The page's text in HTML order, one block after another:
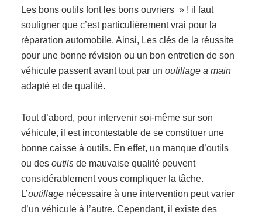
Les bons outils font les bons ouvriers » ! il faut
souligner que c’est particulièrement vrai pour la
réparation automobile. Ainsi, Les clés de la réussite
pour une bonne révision ou un bon entretien de son
véhicule passent avant tout par un outillage a main
adapté et de qualité.
Tout d’abord, pour intervenir soi-même sur son
véhicule, il est incontestable de se constituer une
bonne caisse à outils. En effet, un manque d’outils
ou des outils de mauvaise qualité peuvent
considérablement vous compliquer la tâche.
L’outillage nécessaire à une intervention peut varier
d’un véhicule à l’autre. Cependant, il existe des